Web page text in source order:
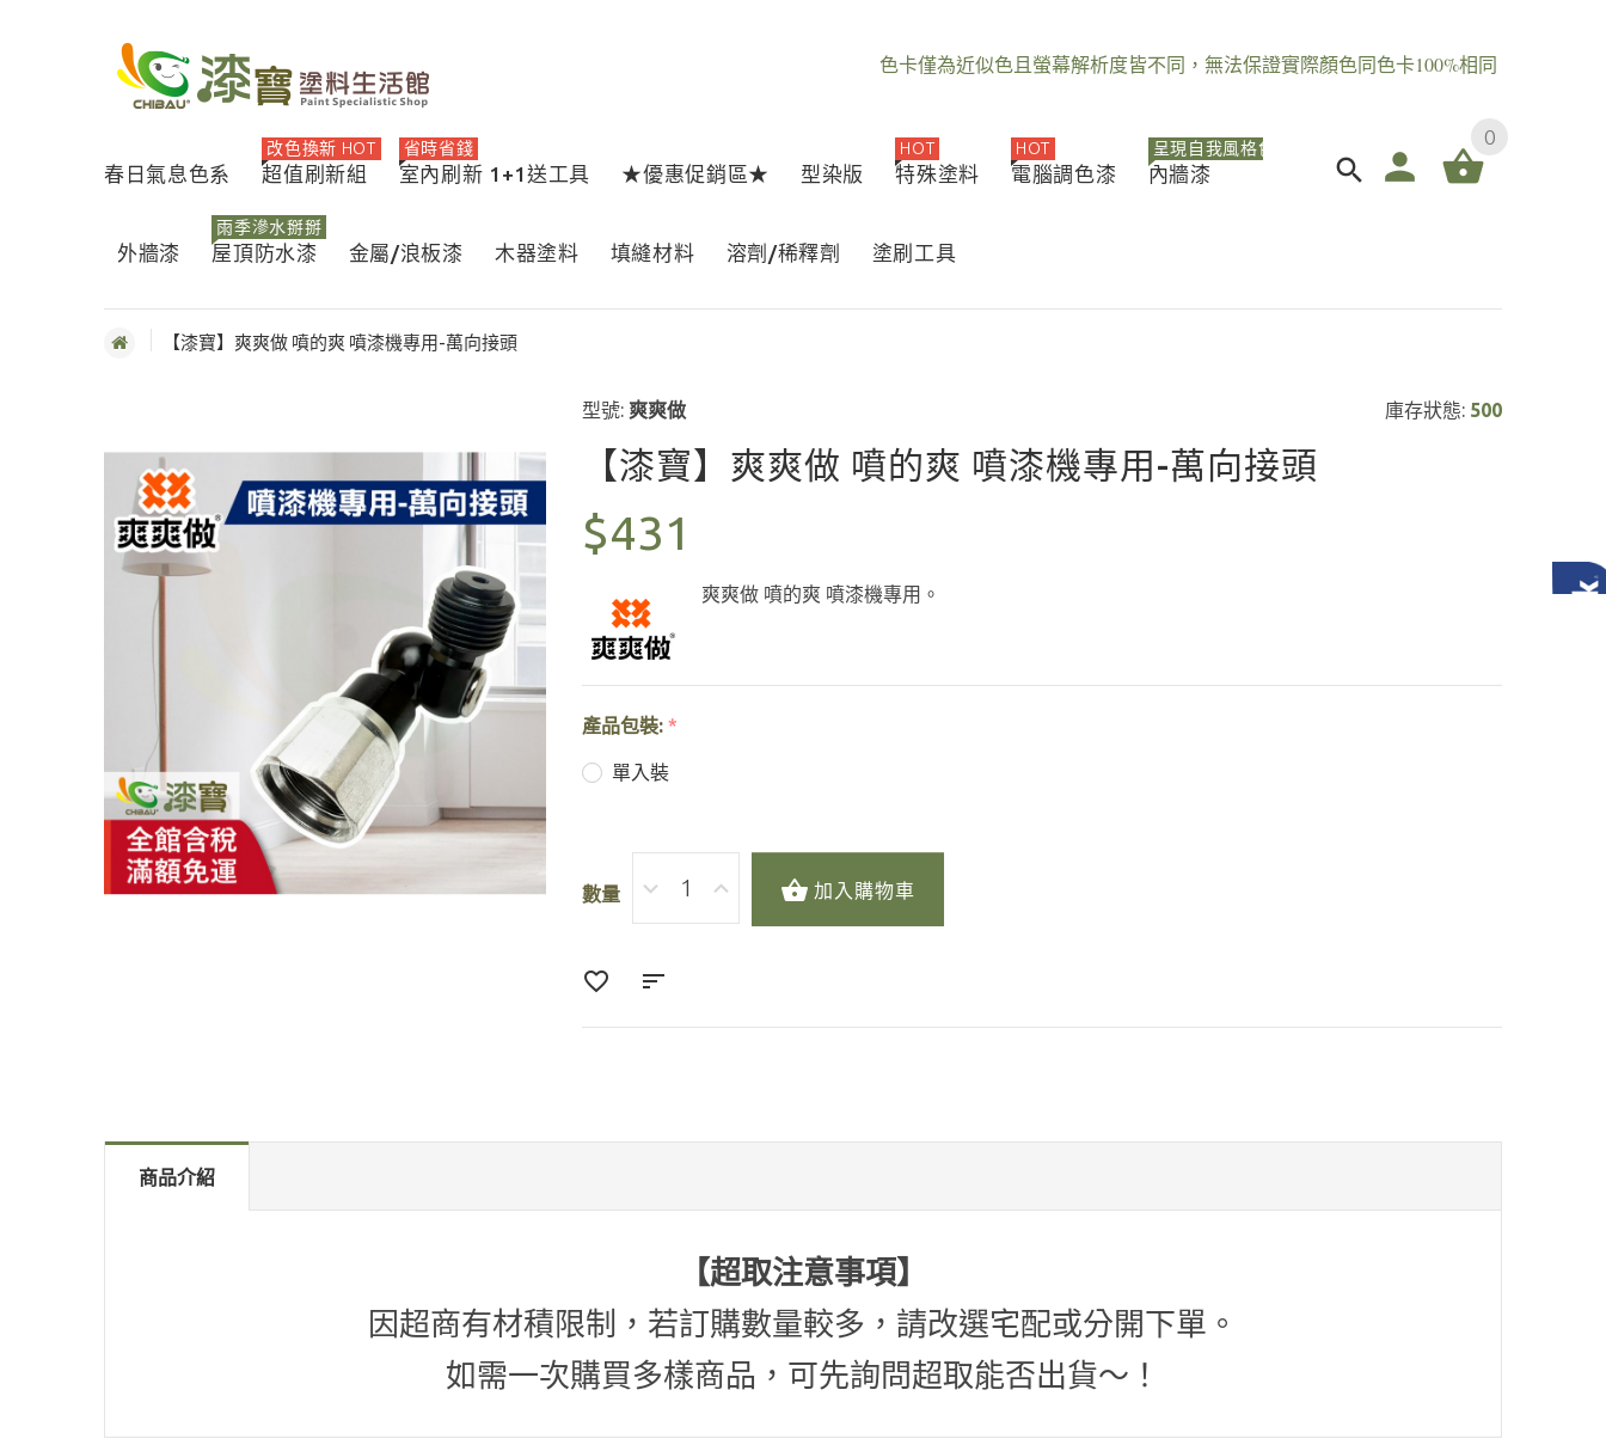
色卡僅為近似色且螢幕解析度皆不同，無法保證實際顏色同色卡100%相同
春日氣息色系 超值刷新組
改色換新 HOT
室內刷新 1+1送工具
省時省錢
★優惠促銷區★ 型染版 特殊塗料
HOT
電腦調色漆
HOT
內牆漆
呈現自我風格色
外牆漆 屋頂防水漆
雨季滲水掰掰
金屬/浪板漆 木器塗料 填縫材料 溶劑/稀釋劑 塗刷工具
0
【漆寶】爽爽做 噴的爽 噴漆機專用-萬向接頭
型號: 爽爽做 庫存狀態: 500
【漆寶】爽爽做 噴的爽 噴漆機專用-萬向接頭
$431
爽爽做 噴的爽 噴漆機專用。
產品包裝: *
單入裝
數量 加入購物車
商品介紹
【超取注意事項】
因超商有材積限制，若訂購數量較多，請改選宅配或分開下單。
如需一次購買多樣商品，可先詢問超取能否出貨～！